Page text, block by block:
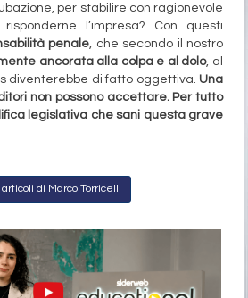
per stabilire con ragionevole
l’impresa? Con questi
penale , che secondo il nostro
ancorata alla colpa e al dolo, al
diventerebbe di fatto oggettiva. Una
non possono accettare. Per tutto
legislativa che sani questa grave
di Marco Torricelli